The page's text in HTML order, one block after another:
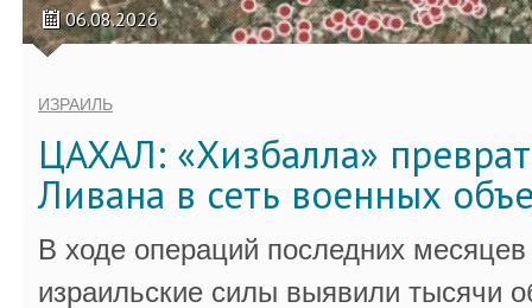
06.08.2026
ИЗРАИЛЬ
ЦАХАЛ: «Хизбалла»
Ливана в сеть военных
В ходе операций последних
израильские силы выявили тысячи